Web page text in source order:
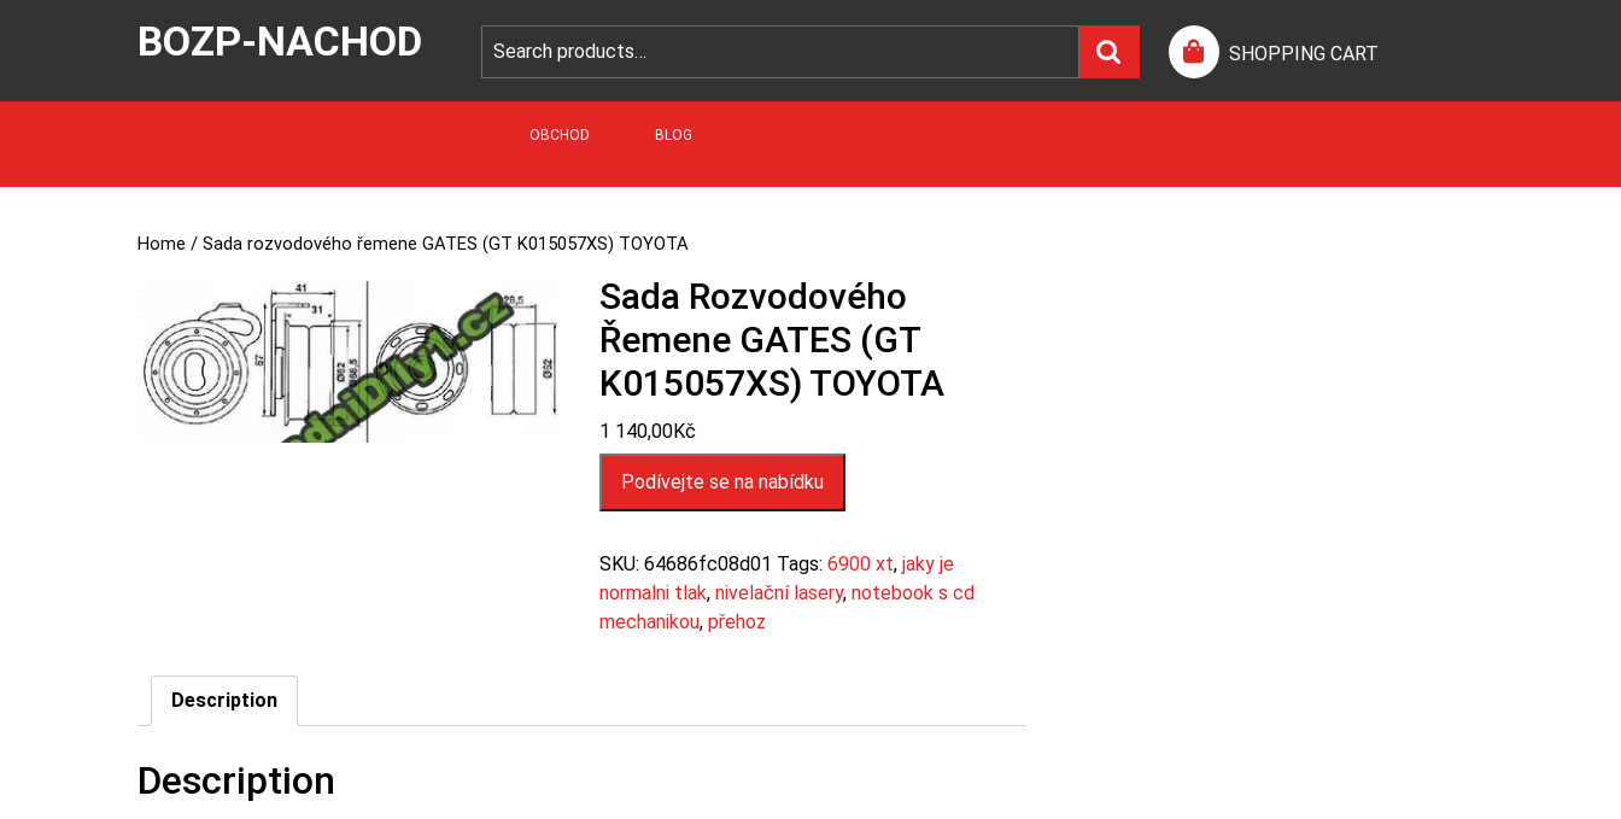
BOZP-NACHOD SHOPPING CART
OBCHOD BLOG
Home / Sada rozvodového řemene GATES (GT K015057XS) TOYOTA
Sada Rozvodového
Řemene GATES (GT
K015057XS) TOYOTA
1 140,00Kč
Podívejte se na nabídku
SKU: 64686fc08d01 Tags: 6900 xt, jaky je
normalni tlak, nivelační lasery, notebook s cd
mechanikou, přehoz
Description
Description